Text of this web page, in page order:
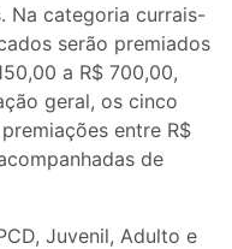
Na categoria currais-
serão premiados
a R$ 700,00,
geral, os cinco
entre R$
de
Juvenil, Adulto e